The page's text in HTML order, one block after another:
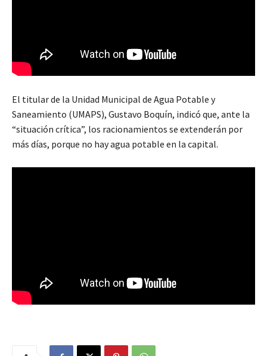
El titular de la Unidad Municipal de Agua Potable y
Saneamiento (UMAPS), Gustavo Boquín, indicó que, ante la
“situación crítica”, los racionamientos se extenderán por
más días, porque no hay agua potable en la capital.